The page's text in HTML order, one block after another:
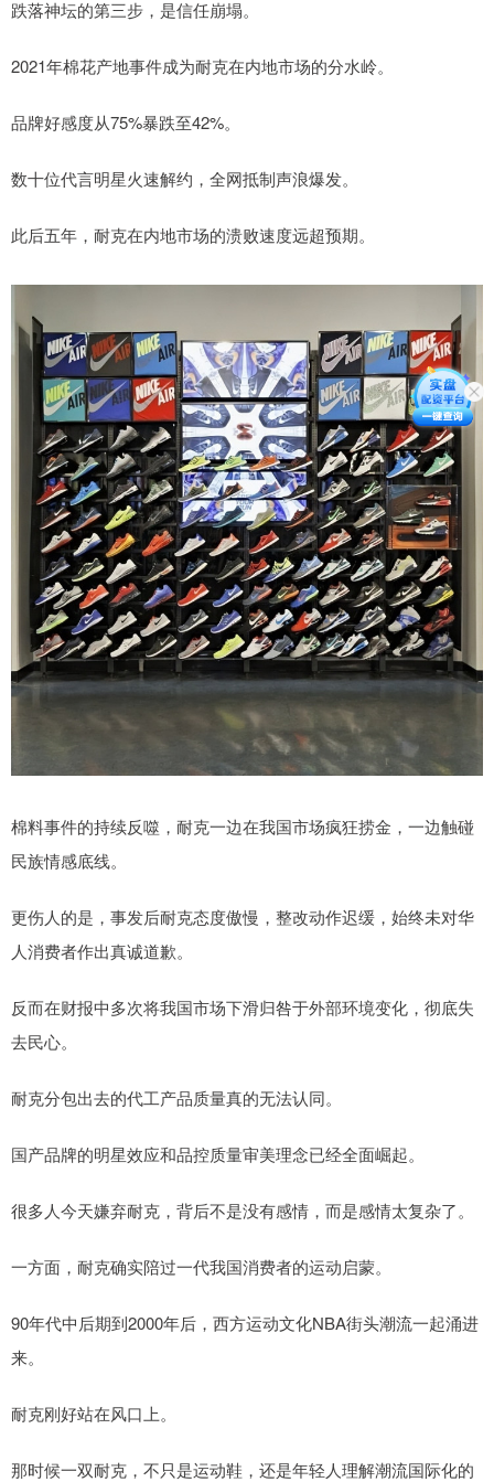
跌落神坛的第三步，是信任崩塌。
2021年棉花产地事件成为耐克在内地市场的分水岭。
品牌好感度从75%暴跌至42%。
数十位代言明星火速解约，全网抵制声浪爆发。
此后五年，耐克在内地市场的溃败速度远超预期。
棉料事件的持续反噬，耐克一边在我国市场疯狂捞金，一边触碰
民族情感底线。
更伤人的是，事发后耐克态度傲慢，整改动作迟缓，始终未对华
人消费者作出真诚道歉。
反而在财报中多次将我国市场下滑归咎于外部环境变化，彻底失
去民心。
耐克分包出去的代工产品质量真的无法认同。
国产品牌的明星效应和品控质量审美理念已经全面崛起。
很多人今天嫌弃耐克，背后不是没有感情，而是感情太复杂了。
一方面，耐克确实陪过一代我国消费者的运动启蒙。
90年代中后期到2000年后，西方运动文化NBA街头潮流一起涌进
来。
耐克刚好站在风口上。
那时候一双耐克，不只是运动鞋，还是年轻人理解潮流国际化的